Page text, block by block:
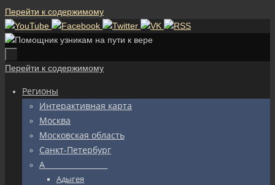
Перейти к содержимому
Перейти к содержимому
Регионы
Интерактивная карта
Москва
Московская область
Санкт-Петербург
А_________________
Адыгея